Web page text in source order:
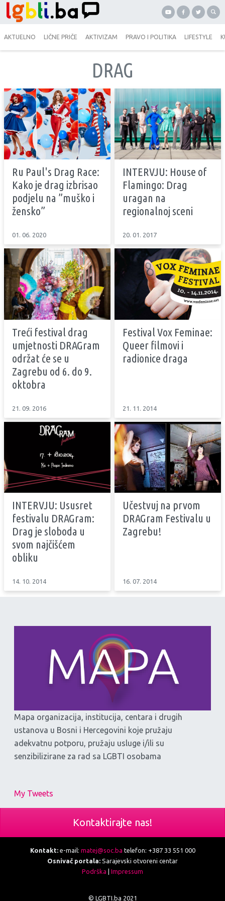
AKTUELNO LIČNE PRIČE AKTIVIZAM PRAVO I POLITIKA LIFESTYLE
DRAG
Ru Paul's Drag Race:
Kako je drag izbrisao
podjelu na ”muško i
žensko”
01. 06. 2020
INTERVJU: House of
Flamingo: Drag
uragan na
regionalnoj sceni
20. 01. 2017
Treći festival drag
umjetnosti DRAGram
održat će se u
Zagrebu od 6. do 9.
oktobra
21. 09. 2016
Festival Vox Feminae:
Queer filmovi i
radionice draga
21. 11. 2014
INTERVJU: Ususret
festivalu DRAGram:
Drag je sloboda u
svom najčišćem
obliku
14. 10. 2014
Učestvuj na prvom
DRAGram Festivalu u
Zagrebu!
16. 07. 2014
Mapa organizacija, institucija, centara i drugih
ustanova u Bosni i Hercegovini koje pružaju
adekvatnu potporu, pružaju usluge i/ili su
senzibilizirane za rad sa LGBTI osobama
My Tweets
Kontaktirajte nas!
Kontakt:e-mail: matej@soc.ba telefon: +387 33 551 000
Osnivač portala: Sarajevski otvoreni centar
Podrška
Impressum
© LGBTI.ba 2021